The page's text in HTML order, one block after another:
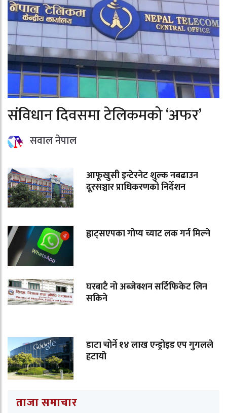
संविधान दिवसमा टेलिकमको ‘अफर’
सवाल नेपाल
आफूखुसी इन्टेरनेट शुल्क नबढाउन
दूरसञ्चार प्राधिकरणको निर्देशन
ह्वाट्सएपका गोप्य च्याट लक गर्न मिल्ने
घरबाटै नो अब्जेक्शन सर्टिफिकेट लिन
सकिने
डाटा चोर्ने १४ लाख एन्ड्रोइड एप गुगलले
हटायो
ताजा समाचार